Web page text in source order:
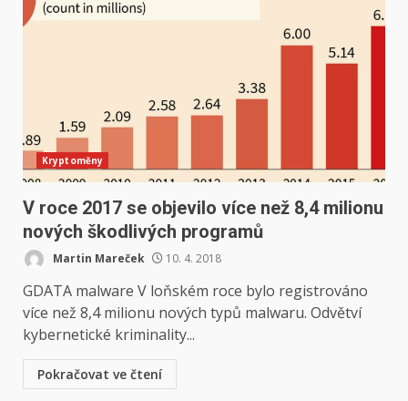
Kryptoměny
V roce 2017 se objevilo více než 8,4 milionu
nových škodlivých programů
Martin Mareček 10. 4. 2018
GDATA malware V loňském roce bylo registrováno
více než 8,4 milionu nových typů malwaru. Odvětví
kybernetické kriminality...
Pokračovat ve čtení